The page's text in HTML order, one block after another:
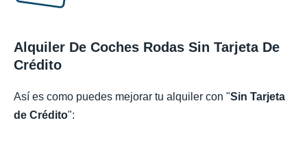
Alquiler De Coches Rodas Sin Tarjeta De
Crédito
Así es como puedes mejorar tu alquiler con "Sin Tarjeta
de Crédito":